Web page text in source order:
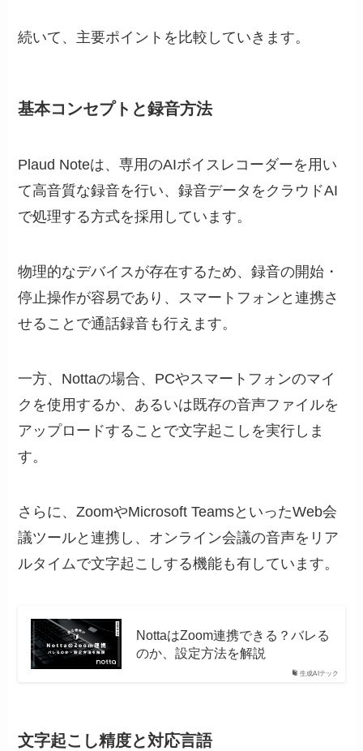
続いて、主要ポイントを比較していきます。
基本コンセプトと録音方法
Plaud Noteは、専用のAIボイスレコーダーを用い
て高音質な録音を行い、録音データをクラウドAI
で処理する方式を採用しています。
物理的なデバイスが存在するため、録音の開始・
停止操作が容易であり、スマートフォンと連携さ
せることで通話録音も行えます。
一方、Nottaの場合、PCやスマートフォンのマイ
クを使用するか、あるいは既存の音声ファイルを
アップロードすることで文字起こしを実行しま
す。
さらに、ZoomやMicrosoft TeamsといったWeb会
議ツールと連携し、オンライン会議の音声をリア
ルタイムで文字起こしする機能も有しています。
生成AIテック
NottaはZoom連携できる？バレる
のか、設定方法を解説
文字起こし精度と対応言語